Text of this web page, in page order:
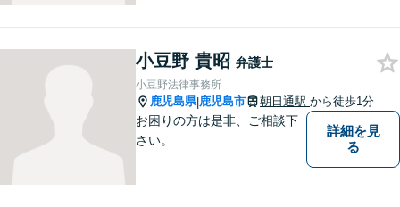
なご相談でも、どうぞお気軽
にお声がけください。【初回
相談無料】【電話・WEB面談
可】
小豆野 貴昭 弁護士
小豆野法律事務所
鹿児島県|鹿児島市 朝日通駅 から徒歩1分
お困りの方は是非、ご相談下
さい。
詳細を見
る